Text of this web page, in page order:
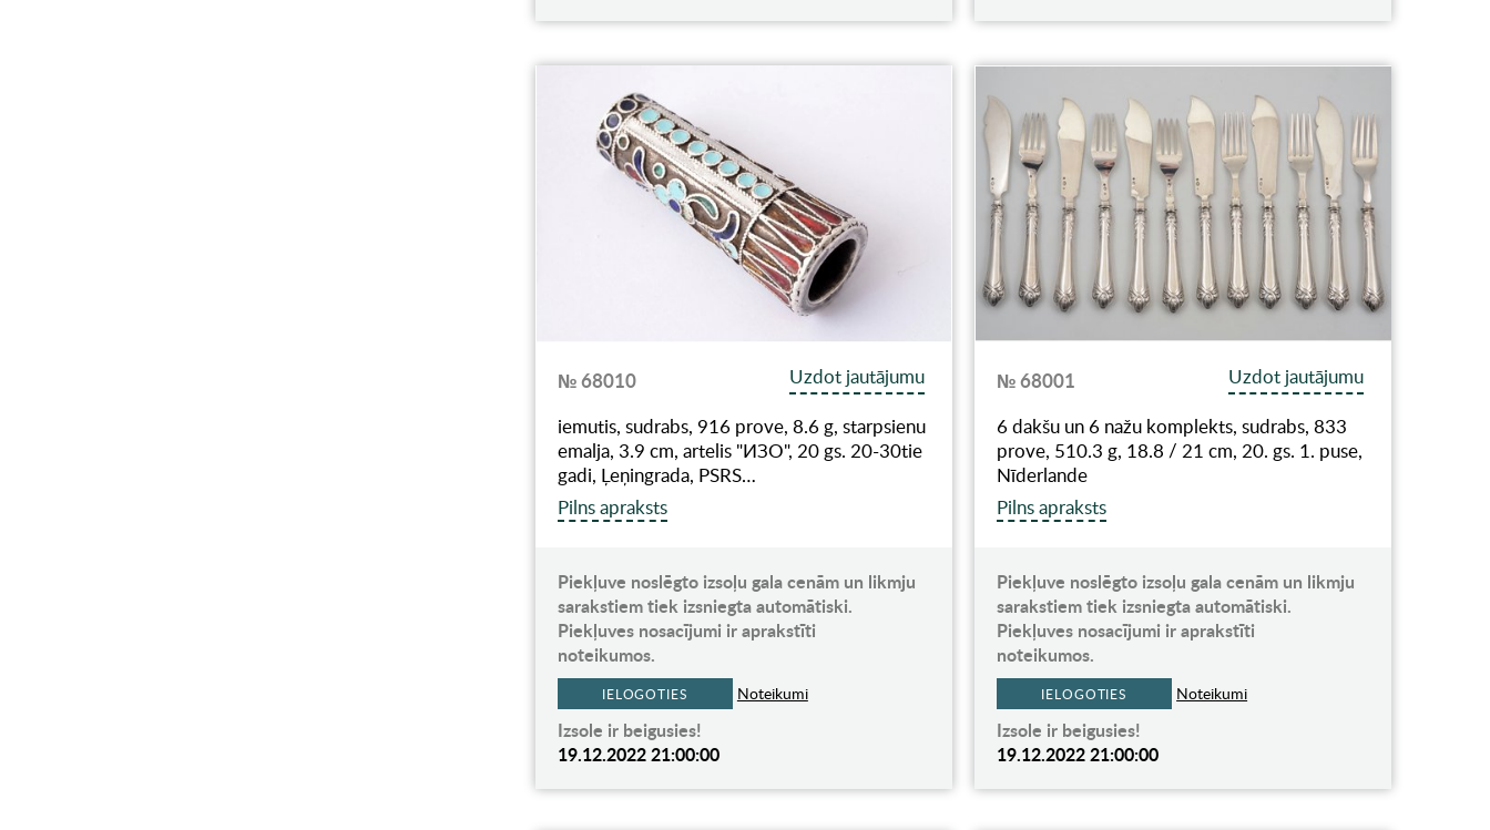
№ 68010
Uzdot jautājumu
iemutis, sudrabs, 916 prove, 8.6 g, starpsienu
emalja, 3.9 cm, artelis "ИЗО", 20 gs. 20-30tie
gadi, Ļeņingrada, PSRS…
Pilns apraksts
Piekļuve noslēgto izsoļu gala cenām un likmju
sarakstiem tiek izsniegta automātiski.
Piekļuves nosacījumi ir aprakstīti
noteikumos.
IELOGOTIES Noteikumi
Izsole ir beigusies!
19.12.2022 21:00:00
№ 68001
Uzdot jautājumu
6 dakšu un 6 nažu komplekts, sudrabs, 833
prove, 510.3 g, 18.8 / 21 cm, 20. gs. 1. puse,
Nīderlande
Pilns apraksts
Piekļuve noslēgto izsoļu gala cenām un likmju
sarakstiem tiek izsniegta automātiski.
Piekļuves nosacījumi ir aprakstīti
noteikumos.
IELOGOTIES Noteikumi
Izsole ir beigusies!
19.12.2022 21:00:00